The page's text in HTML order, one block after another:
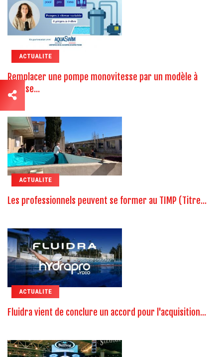
ACTUALITE
Remplacer une pompe monovitesse par un modèle à
vitesse...
ACTUALITE
Les professionnels peuvent se former au TIMP (Titre...
ACTUALITE
Fluidra vient de conclure un accord pour l'acquisition...